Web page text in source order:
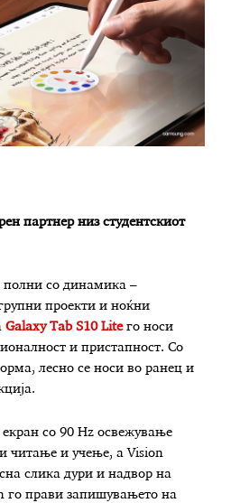
партнер низ студентскиот
полни со динамика –
проекти и ноќни
Galaxy Tab S10 Liteго носи
и пристапност. Со
лесно се носи во ранец и
со 90 Hz освежување
читање и учење, а Vision
слика дури и надвор на
го прави запишувањето на